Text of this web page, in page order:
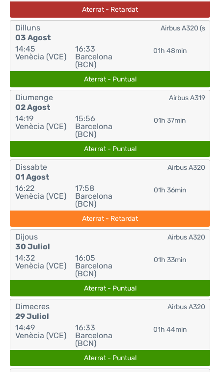
Aterrat - Retardat
Dilluns
03 Agost
14:45
Venècia (VCE)
16:33
Barcelona
(BCN)
01h 48min
Airbus A320 (s
Aterrat - Puntual
Diumenge
02 Agost
14:19
Venècia (VCE)
15:56
Barcelona
(BCN)
01h 37min
Airbus A319
Aterrat - Puntual
Dissabte
01 Agost
16:22
Venècia (VCE)
17:58
Barcelona
(BCN)
01h 36min
Airbus A320
Aterrat - Retardat
Dijous
30 Juliol
14:32
Venècia (VCE)
16:05
Barcelona
(BCN)
01h 33min
Airbus A320
Aterrat - Puntual
Dimecres
29 Juliol
14:49
Venècia (VCE)
16:33
Barcelona
(BCN)
01h 44min
Airbus A320
Aterrat - Puntual